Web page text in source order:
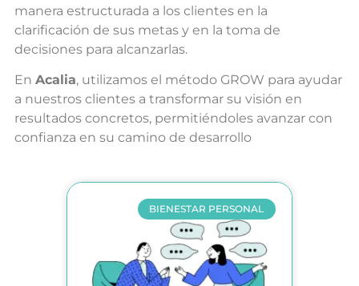
manera estructurada a los clientes en la
clarificación de sus metas y en la toma de
decisiones para alcanzarlas.
En Acalia, utilizamos el método GROW para ayudar
a nuestros clientes a transformar su visión en
resultados concretos, permitiéndoles avanzar con
confianza en su camino de desarrollo
BIENESTAR PERSONAL